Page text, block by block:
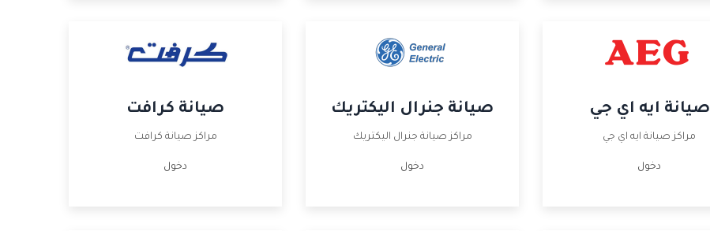
صيانة ايه اي جي
مراكز صيانة ايه اي جي
دخول
صيانة جنرال اليكتريك
مراكز صيانة جنرال اليكتريك
دخول
صيانة كرافت
مراكز صيانة كرافت
دخول